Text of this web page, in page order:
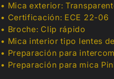
• Mica exterior:
• Certificación: ECE 22-06
• Broche: Clip rápido
• Mica interior tipo lentes
• Preparación para
• Preparación para mica